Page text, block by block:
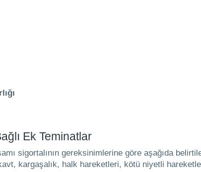
Ek Teminatlar
sigortalının gereksinimlerine göre aşağıda
kargaşalık, halk hareketleri, kötü niyetli